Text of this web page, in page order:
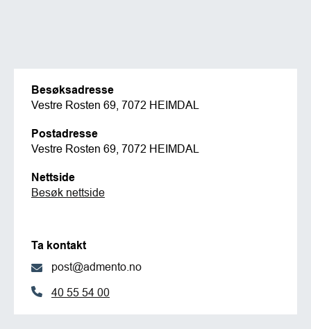
Besøksadresse
Vestre Rosten 69, 7072 HEIMDAL
Postadresse
Vestre Rosten 69, 7072 HEIMDAL
Nettside
Besøk nettside
Ta kontakt
post@admento.no
40 55 54 00